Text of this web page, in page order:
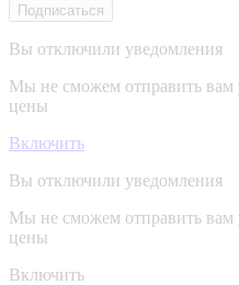
Подписаться
Вы отключили уведомления
Мы не сможем отправить вам
цены
Включить
Вы отключили уведомления
Мы не сможем отправить вам
цены
Включить